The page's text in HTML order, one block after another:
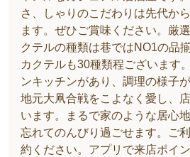
さ、しゃりのこだわりは先代か
ます。ぜひご賞味ください。厳
クテルの種類は巷ではNO1の品
カクテルも30種類程ございます
ンキッチンがあり、調理の様子
地元大凧合戦をこよなく愛し、
います。まるで家のような居心
忘れてのんびり過ごせます。ご
約ください。アプリで来店ポイ